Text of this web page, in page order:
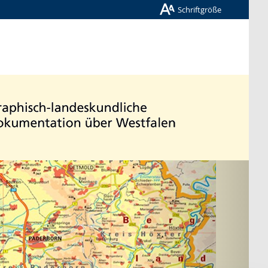
Schriftgröße
Nächste